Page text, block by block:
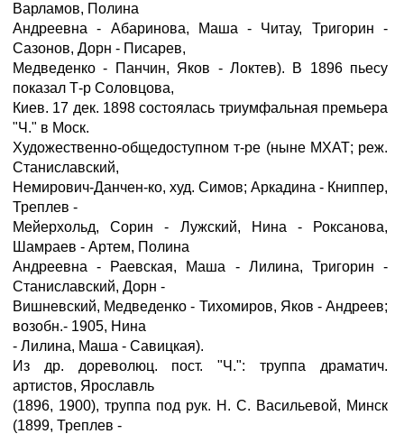
Варламов, Полина
Андреевна - Абаринова, Маша - Читау, Тригорин -
Сазонов, Дорн - Писарев,
Медведенко - Панчин, Яков - Локтев). В 1896 пьесу
показал Т-р Соловцова,
Киев. 17 дек. 1898 состоялась триумфальная премьера
"Ч." в Моск.
Художественно-общедоступном т-ре (ныне МХАТ; реж.
Станиславский,
Немирович-Данчен-ко, худ. Симов; Аркадина - Книппер,
Треплев -
Мейерхольд, Сорин - Лужский, Нина - Роксанова,
Шамраев - Артем, Полина
Андреевна - Раевская, Маша - Лилина, Тригорин -
Станиславский, Дорн -
Вишневский, Медведенко - Тихомиров, Яков - Андреев;
возобн.- 1905, Нина
- Лилина, Маша - Савицкая).
Из др. дореволюц. пост. "Ч.": труппа драматич.
артистов, Ярославль
(1896, 1900), труппа под рук. Н. С. Васильевой, Минск
(1899, Треплев -